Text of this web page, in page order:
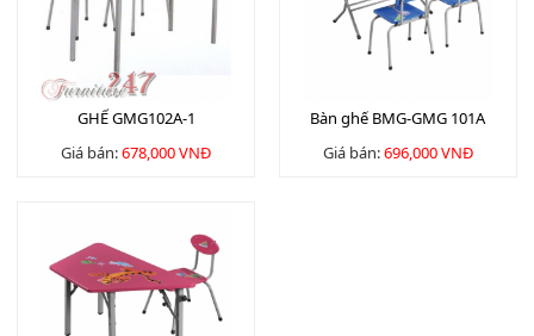
GHẾ GMG102A-1
Giá bán:678,000 VNĐ
Bàn ghế BMG-GMG 101A
Giá bán:696,000 VNĐ